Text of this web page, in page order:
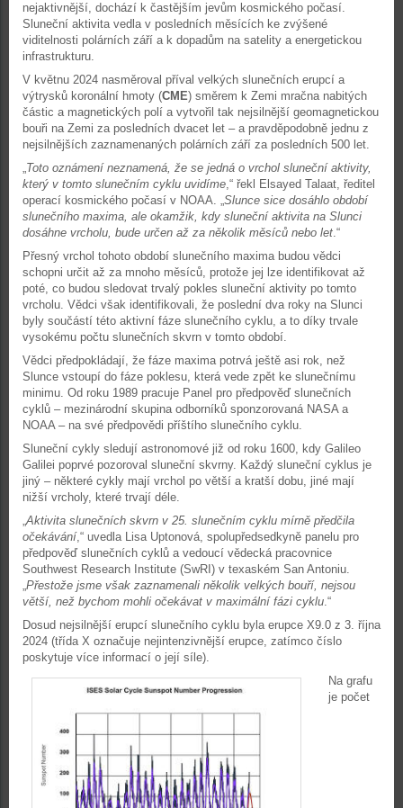
nejaktivnější, dochází k častějším jevům kosmického počasí.
Sluneční aktivita vedla v posledních měsících ke zvýšené
viditelnosti polárních září a k dopadům na satelity a energetickou
infrastrukturu.
V květnu 2024 nasměroval příval velkých slunečních erupcí a
výtrysků koronální hmoty (CME) směrem k Zemi mračna nabitých
částic a magnetických polí a vytvořil tak nejsilnější geomagnetickou
bouři na Zemi za posledních dvacet let – a pravděpodobně jednu z
nejsilnějších zaznamenaných polárních září za posledních 500 let.
„Toto oznámení neznamená, že se jedná o vrchol sluneční aktivity,
který v tomto slunečním cyklu uvidíme,“ řekl Elsayed Talaat, ředitel
operací kosmického počasí v NOAA. „Slunce sice dosáhlo období
slunečního maxima, ale okamžik, kdy sluneční aktivita na Slunci
dosáhne vrcholu, bude určen až za několik měsíců nebo let.“
Přesný vrchol tohoto období slunečního maxima budou vědci
schopni určit až za mnoho měsíců, protože jej lze identifikovat až
poté, co budou sledovat trvalý pokles sluneční aktivity po tomto
vrcholu. Vědci však identifikovali, že poslední dva roky na Slunci
byly součástí této aktivní fáze slunečního cyklu, a to díky trvale
vysokému počtu slunečních skvrn v tomto období.
Vědci předpokládají, že fáze maxima potrvá ještě asi rok, než
Slunce vstoupí do fáze poklesu, která vede zpět ke slunečnímu
minimu. Od roku 1989 pracuje Panel pro předpověď slunečních
cyklů – mezinárodní skupina odborníků sponzorovaná NASA a
NOAA – na své předpovědi příštího slunečního cyklu.
Sluneční cykly sledují astronomové již od roku 1600, kdy Galileo
Galilei poprvé pozoroval sluneční skvrny. Každý sluneční cyklus je
jiný – některé cykly mají vrchol po větší a kratší dobu, jiné mají
nižší vrcholy, které trvají déle.
„Aktivita slunečních skvrn v 25. slunečním cyklu mírně předčila
očekávání,“ uvedla Lisa Uptonová, spolupředsedkyně panelu pro
předpověď slunečních cyklů a vedoucí vědecká pracovnice
Southwest Research Institute (SwRI) v texaském San Antoniu.
„Přestože jsme však zaznamenali několik velkých bouří, nejsou
větší, než bychom mohli očekávat v maximální fázi cyklu.“
Dosud nejsilnější erupcí slunečního cyklu byla erupce X9.0 z 3. října
2024 (třída X označuje nejintenzivnější erupce, zatímco číslo
poskytuje více informací o její síle).
Na grafu
je počet